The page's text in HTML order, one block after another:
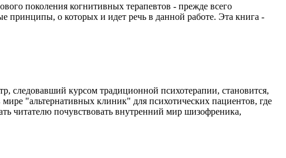
поколения когнитивных терапевтов - прежде всего
принципы, о которых и идет речь в данной работе. Эта книга -
следовавший курсом традиционной психотерапии, становится,
"альтернативных клиник" для психотических пациентов, где
читателю почувствовать внутренний мир шизофреника,